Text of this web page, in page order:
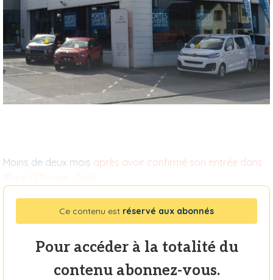
Moins de deux mois après avoir confirmé son entrée dans
Ce contenu est réservé aux abonnés
Pour accéder à la totalité du
contenu abonnez-vous.